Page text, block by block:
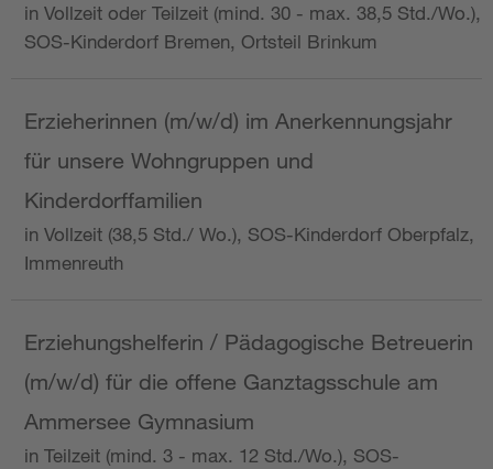
in Vollzeit oder Teilzeit (mind. 30 - max. 38,5 Std./Wo.),
SOS-Kinderdorf Bremen, Ortsteil Brinkum
Erzieherinnen (m/w/d) im Anerkennungsjahr
für unsere Wohngruppen und
Kinderdorffamilien
in Vollzeit (38,5 Std./ Wo.), SOS-Kinderdorf Oberpfalz,
Immenreuth
Erziehungshelferin / Pädagogische Betreuerin
(m/w/d) für die offene Ganztagsschule am
Ammersee Gymnasium
in Teilzeit (mind. 3 - max. 12 Std./Wo.), SOS-